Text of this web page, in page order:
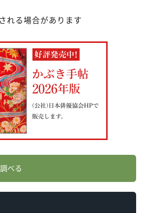
れる場合があります
べる